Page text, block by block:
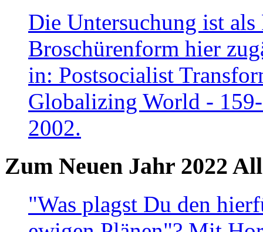
Die Untersuchung ist
Broschürenform hier
in: Postsocialist
Globalizing World -
2002.
Zum Neuen Jahr 2022
"Was plagst Du den